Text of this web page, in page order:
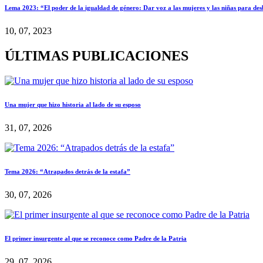
Lema 2023: “El poder de la igualdad de género: Dar voz a las mujeres y las niñas para
10, 07, 2023
ÚLTIMAS PUBLICACIONES
Una mujer que hizo historia al lado de su esposo
31, 07, 2026
Tema 2026: “Atrapados detrás de la estafa”
30, 07, 2026
El primer insurgente al que se reconoce como Padre de la Patria